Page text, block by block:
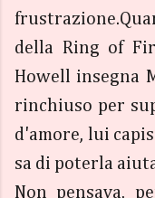
della Ring of
Howell insegna
rinchiuso per
d'amore, lui
sa di poterla
Non pensava,